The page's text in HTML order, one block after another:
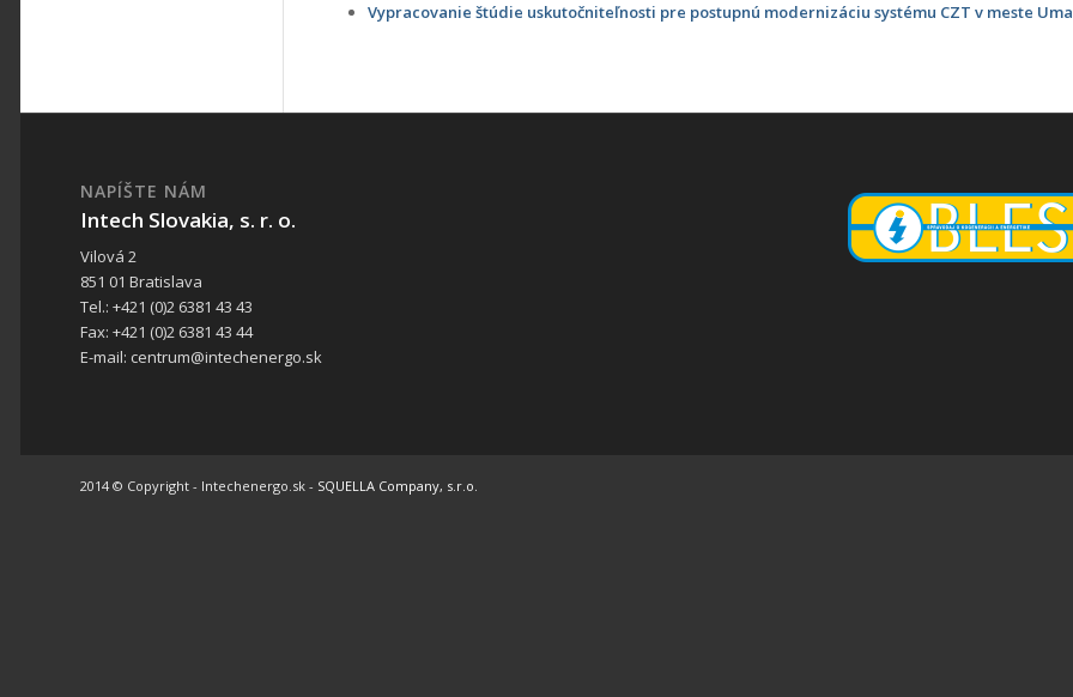
Vypracovanie štúdie uskutočniteľnosti pre postupnú modernizáciu systému CZT v meste
NAPÍŠTE NÁM
Intech Slovakia, s. r. o.
Vilová 2
851 01 Bratislava
Tel.: +421 (0)2 6381 43 43
Fax: +421 (0)2 6381 43 44
E-mail: centrum@intechenergo.sk
2014 © Copyright - Intechenergo.sk - SQUELLA Company, s.r.o.